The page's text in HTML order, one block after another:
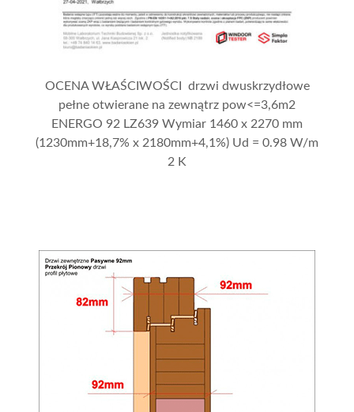
OCENA WŁAŚCIWOŚCI drzwi dwuskrzydłowe
pełne otwierane na zewnątrz pow<=3,6m2
ENERGO 92 LZ639 Wymiar 1460 x 2270 mm
(1230mm+18,7% x 2180mm+4,1%) Ud = 0.98 W/m
2 K